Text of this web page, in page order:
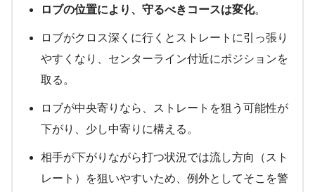
ロブの位置により、守るべきコースは変化。
ロブがクロス深くに行くとストレートに引っ張り
やすくなり、センターライン付近にポジションを
取る。
ロブが中央寄りなら、ストレートを狙う可能性が
下がり、少し中寄りに構える。
相手が下がりながら打つ状況では流し方向（スト
レート）を狙いやすいため、例外としてそこを警